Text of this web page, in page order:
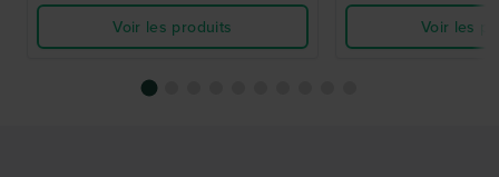
Voir les produits
Voir les